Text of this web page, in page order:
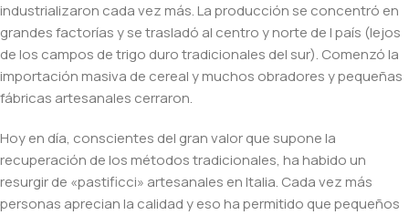
industrializaron cada vez más. La producción se concentró en
grandes factorías y se trasladó al centro y norte de l país (lejos
de los campos de trigo duro tradicionales del sur). Comenzó la
importación masiva de cereal y muchos obradores y pequeñas
fábricas artesanales cerraron.
Hoy en día, conscientes del gran valor que supone la
recuperación de los métodos tradicionales, ha habido un
resurgir de «pastificci» artesanales en Italia. Cada vez más
personas aprecian la calidad y eso ha permitido que pequeños